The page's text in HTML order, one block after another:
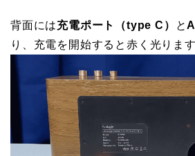
背面には充電ポート（type C） と
り、充電を開始すると赤く光ります